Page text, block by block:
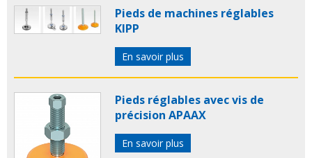
Pieds de machines réglables
KIPP
En savoir plus
Pieds réglables avec vis de
précision APAAX
En savoir plus